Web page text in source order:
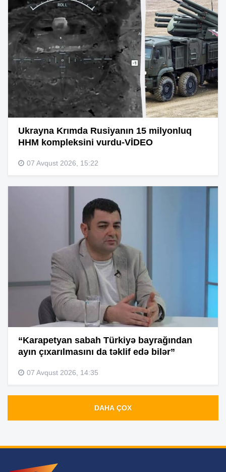
Ukrayna Krımda Rusiyanın 15 milyonluq
HHM kompleksini vurdu-VİDEO
07 Avqust 2026, 15:22
“Karapetyan sabah Türkiyə bayrağından
ayın çıxarılmasını da təklif edə bilər”
07 Avqust 2026, 14:35
DAHA ÇOX